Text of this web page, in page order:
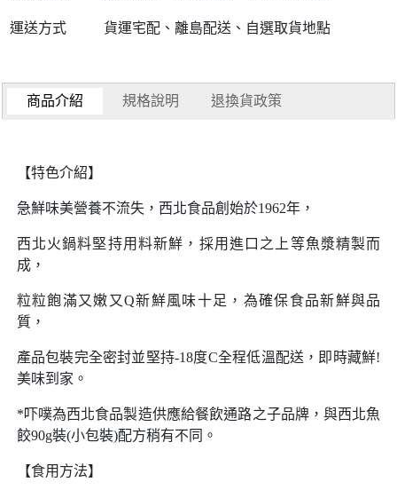
運送方式 貨運宅配、離島配送、自選取貨地點
商品介紹 規格說明 退換貨政策
【特色介紹】
急鮮味美營養不流失，西北食品創始於1962年，
西北火鍋料堅持用料新鮮，採用進口之上等魚漿精製而
成，
粒粒飽滿又嫩又Q新鮮風味十足，為確保食品新鮮與品
質，
產品包裝完全密封並堅持-18度C全程低溫配送，即時藏鮮!
美味到家。
*吓噗為西北食品製造供應給餐飲通路之子品牌，與西北魚
餃90g裝(小包裝)配方稍有不同。
【食用方法】